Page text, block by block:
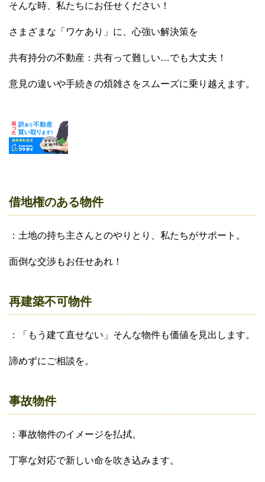
そんな時、私たちにお任せください！
さまざまな「ワケあり」に、心強い解決策を
共有持分の不動産：共有って難しい…でも大丈夫！
意見の違いや手続きの煩雑さをスムーズに乗り越えます。
借地権のある物件
：土地の持ち主さんとのやりとり、私たちがサポート。
面倒な交渉もお任せあれ！
再建築不可物件
：「もう建て直せない」そんな物件も価値を見出します。
諦めずにご相談を。
事故物件
：事故物件のイメージを払拭。
丁寧な対応で新しい命を吹き込みます。